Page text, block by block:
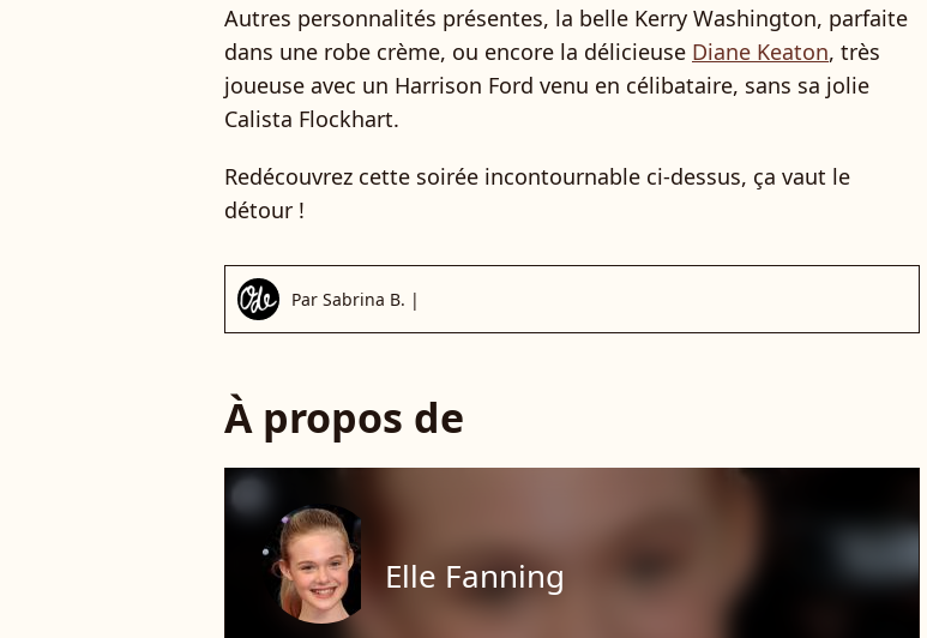
Autres personnalités présentes, la belle Kerry Washington, parfaite
dans une robe crème, ou encore la délicieuse Diane Keaton, très
joueuse avec un Harrison Ford venu en célibataire, sans sa jolie
Calista Flockhart.
Redécouvrez cette soirée incontournable ci-dessus, ça vaut le
détour !
Par Sabrina B. |
À propos de
Elle Fanning